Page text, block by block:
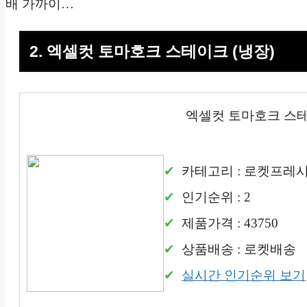
배 가까이…
2. 엑셀컷 토마호크 스테이크 (냉장)
엑셀컷 토마호크 스
카테고리 : 로켓프레
인기순위 : 2
제품가격 : 43750
상품배송 : 로켓배송
실시간 인기순위 보기